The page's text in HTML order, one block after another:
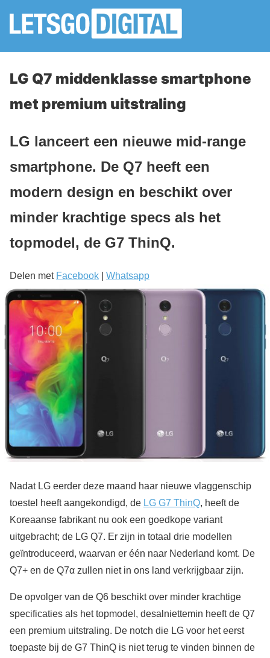
LG Q7 middenklasse smartphone
met premium uitstraling
LG lanceert een nieuwe mid-range
smartphone. De Q7 heeft een
modern design en beschikt over
minder krachtige specs als het
topmodel, de G7 ThinQ.
Delen met Facebook Whatsapp
Nadat LG eerder deze maand haar nieuwe vlaggenschip
toestel heeft aangekondigd, de LG G7 ThinQ, heeft de
Koreaanse fabrikant nu ook een goedkope variant
uitgebracht; de LG Q7. Er zijn in totaal drie modellen
geïntroduceerd, waarvan er één naar Nederland komt. De
Q7+ en de Q7α zullen niet in ons land verkrijgbaar zijn.
De opvolger van de Q6 beschikt over minder krachtige
specificaties als het topmodel, desalniettemin heeft de Q7
een premium uitstraling. De notch die LG voor het eerst
toepaste bij de G7 ThinQ is niet terug te vinden binnen de